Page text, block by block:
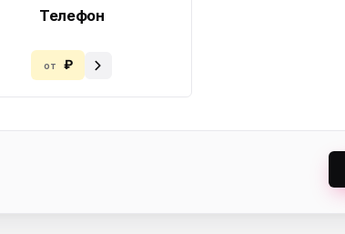
Телефон
от ₽